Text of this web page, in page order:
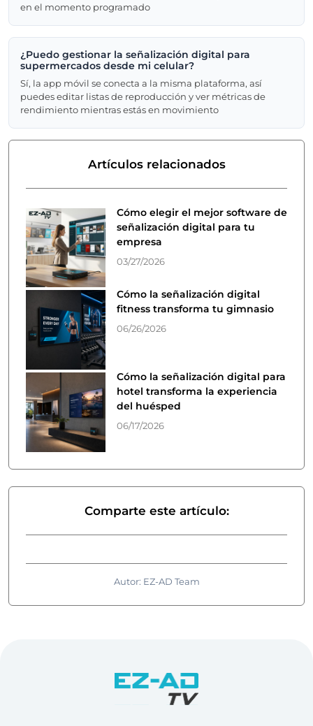
en el momento programado
¿Puedo gestionar la señalización digital para
supermercados desde mi celular?
Sí, la app móvil se conecta a la misma plataforma, así
puedes editar listas de reproducción y ver métricas de
rendimiento mientras estás en movimiento
Artículos relacionados
Cómo elegir el mejor software de
señalización digital para tu
empresa
03/27/2026
Cómo la señalización digital
fitness transforma tu gimnasio
06/26/2026
Cómo la señalización digital para
hotel transforma la experiencia
del huésped
06/17/2026
Comparte este artículo:
Autor: EZ-AD Team